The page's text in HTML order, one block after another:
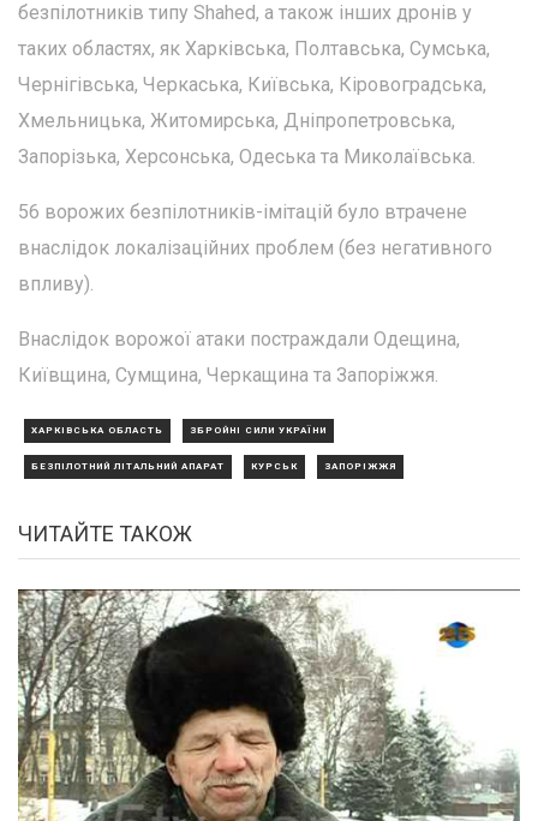
безпілотників типу Shahed, а також інших дронів у
таких областях, як Харківська, Полтавська, Сумська,
Чернігівська, Черкаська, Київська, Кіровоградська,
Хмельницька, Житомирська, Дніпропетровська,
Запорізька, Херсонська, Одеська та Миколаївська.
56 ворожих безпілотників-імітацій було втрачене
внаслідок локалізаційних проблем (без негативного
впливу).
Внаслідок ворожої атаки постраждали Одещина,
Київщина, Сумщина, Черкащина та Запоріжжя.
ХАРКІВСЬКА ОБЛАСТЬ ЗБРОЙНІ СИЛИ УКРАЇНИ
БЕЗПІЛОТНИЙ ЛІТАЛЬНИЙ АПАРАТ КУРСЬК ЗАПОРІЖЖЯ
ЧИТАЙТЕ ТАКОЖ